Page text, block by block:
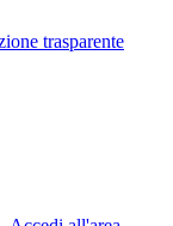
trasparente